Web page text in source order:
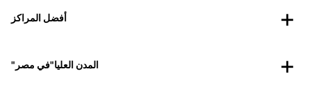
أفضل المراكز
"المدن العليا"في مصر